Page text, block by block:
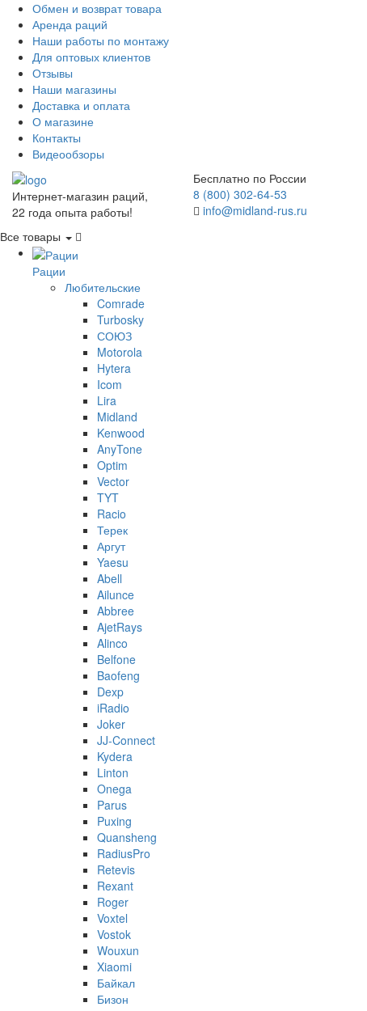
Обмен и возврат товара
Аренда раций
Наши работы по монтажу
Для оптовых клиентов
Отзывы
Наши магазины
Доставка и оплата
О магазине
Контакты
Видеообзоры
Интернет-магазин раций,
22 года опыта работы!
Бесплатно по России
8 (800) 302-64-53
info@midland-rus.ru
Все товары
Рации
Любительские
Comrade
Turbosky
СОЮЗ
Motorola
Hytera
Icom
Lira
Midland
Kenwood
AnyTone
Optim
Vector
TYT
Racio
Терек
Аргут
Yaesu
Abell
Ailunce
Abbree
AjetRays
Alinco
Belfone
Baofeng
Dexp
iRadio
Joker
JJ-Connect
Kydera
Linton
Onega
Parus
Puxing
Quansheng
RadiusPro
Retevis
Rexant
Roger
Voxtel
Vostok
Wouxun
Xiaomi
Байкал
Бизон